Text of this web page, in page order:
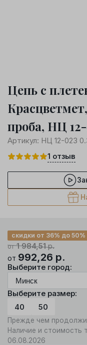
Цепь с
проба, НЦ
Артикул: НЦ 12-023
1 отзыв
от1 984,51р.
скидки от 36% до 50%
от 992,26 р.
Выберите город:
Выберите размер:
40
50
Прежде чем
Наличие и стоимость
06.08.2026